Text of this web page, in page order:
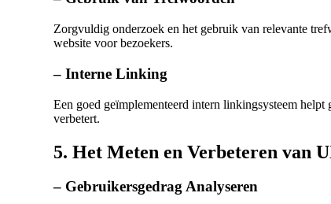
Zorgvuldig onderzoek en het gebruik van relevante
website voor bezoekers.
– Interne Linking
Een goed geïmplementeerd intern linkingsysteem
verbetert.
5. Het Meten en Verbeteren van
– Gebruikersgedrag Analyseren